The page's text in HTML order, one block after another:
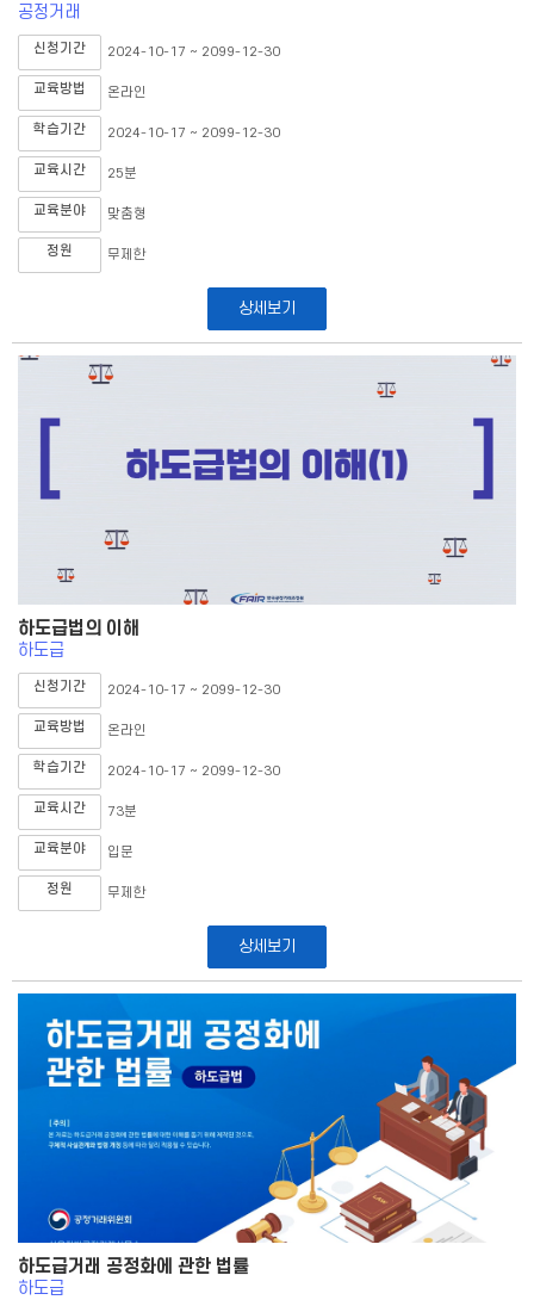
공정거래
신청기간 2024-10-17 ~ 2099-12-30
교육방법 온라인
학습기간 2024-10-17 ~ 2099-12-30
교육시간 25분
교육분야 맞춤형
정원 무제한
상세보기
하도급법의 이해
하도급
신청기간 2024-10-17 ~ 2099-12-30
교육방법 온라인
학습기간 2024-10-17 ~ 2099-12-30
교육시간 73분
교육분야 입문
정원 무제한
상세보기
하도급거래 공정화에 관한 법률
하도급